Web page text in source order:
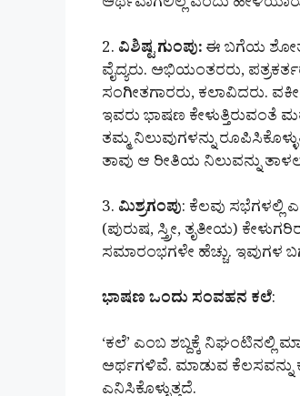
ಅರ್ಥವಾಗಲಿಲ್ಲ ಎಂದು
2. ವಿಶಿಷ್ಟ ಗುಂಪು:ಈ ಬಗೆಯ
ವೈದ್ಯರು. ಅಭಿಯಂತರರು,
ಸಂಗೀತಗಾರರು, ಕಲಾವಿದರು.
ಇವರು ಭಾಷಣ
ತಮ್ಮ ನಿಲುವುಗಳನ್ನು
ತಾವು ಆ ರೀತಿಯ ನಿಲುವನ್ನು
3. ಮಿಶ್ರಗಂಪು: ಕೆಲವು ಸಭೆಗಳಲ್ಲಿ
(ಪುರುಷ, ಸ್ತ್ರೀ, ತೃತೀಯ)
ಸಮಾರಂಭಗಳೇ ಹೆಚ್ಚು. ಇವುಗಳ
ಭಾಷಣ ಒಂದು ಸಂವಹನ ಕಲೆ:
‘ಕಲೆ’ ಎಂಬ ಶಬ್ದಕ್ಕೆ
ಅರ್ಥಗಳಿವೆ. ಮಾಡುವ